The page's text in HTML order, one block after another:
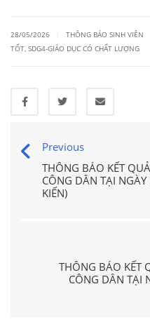
28/05/2026 THÔNG BÁO SINH VIÊN
TỐT SDG4-GIÁO DỤC CÓ CHẤT LƯỢNG
Previous
THÔNG BÁO KẾT
CÔNG DÂN TẠI
KIẾN)
THÔNG BÁO KẾT
CÔNG DÂN TẠI